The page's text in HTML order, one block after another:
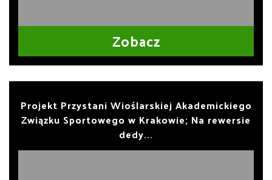
Zobacz
Projekt Przystani Wioślarskiej Akademickiego
Związku Sportowego w Krakowie; Na rewersie
dedy...